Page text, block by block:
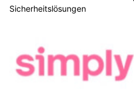
Sicherheitslösungen